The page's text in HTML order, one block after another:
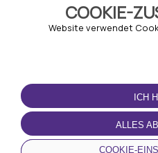
COOKIE-
Website verwendet
ICH
ALLES
COOKIE-
Geschäftsbedingungen
Datenschutz-
Bestimmungen
Cookie-Richtlinie